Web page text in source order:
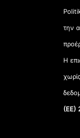
την
Η
(ΕΕ)